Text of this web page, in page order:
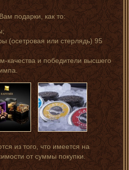
подарки, как то:
(осетровая или стерлядь) 95
качества и победители высшего
из того, что имеется на
от суммы покупки.